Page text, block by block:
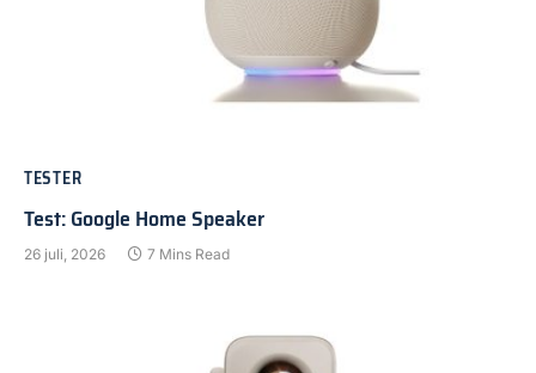
TESTER
Test: Google Home Speaker
26 juli, 2026 7 Mins Read